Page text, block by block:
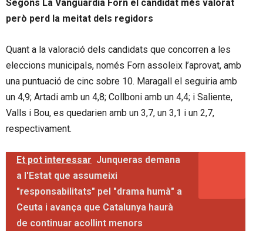
Segons La Vanguardia Forn el candidat més valorat
però perd la meitat dels regidors
Quant a la valoració dels candidats que concorren a les
eleccions municipals, només Forn assoleix l’aprovat, amb
una puntuació de cinc sobre 10. Maragall el seguiria amb
un 4,9; Artadi amb un 4,8; Collboni amb un 4,4; i Saliente,
Valls i Bou, es quedarien amb un 3,7, un 3,1 i un 2,7,
respectivament.
Et pot interessar Junqueras demana
a l'Estat que assumeixi
"responsabilitats" pel "drama humà" a
Ceuta i avança que Catalunya haurà
de continuar acollint menors